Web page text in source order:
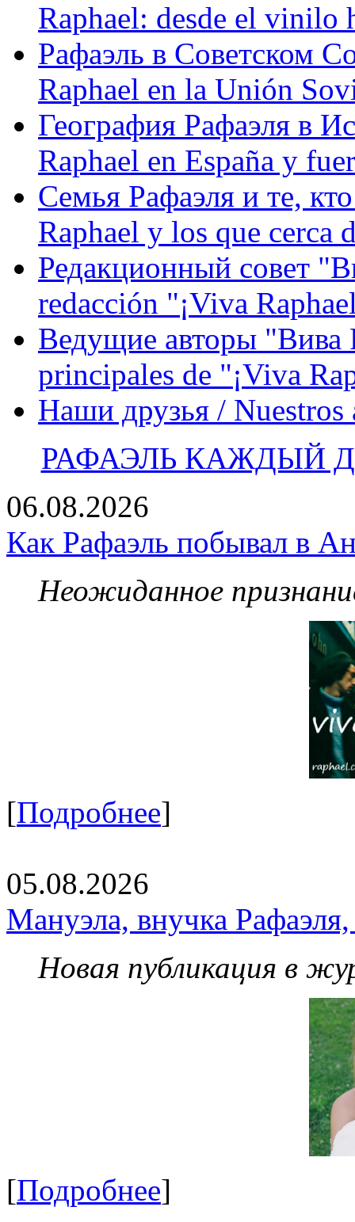
Raphael: desde el vinilo
Рафаэль в Советском
Raphael en la Unión
География Рафаэля в
Raphael en España y
Семья Рафаэля и те,
Raphael y los que cerca
Редакционный совет
redacción "¡Viva
Ведущие авторы "Вива
principales de "¡Viva
Наши друзья / Nuestros
РАФАЭЛЬ КАЖДЫЙ
06.08.2026
Как Рафаэль побывал в
Неожиданное
[Подробнее]
05.08.2026
Мануэла, внучка
Новая публикация в
[Подробнее]